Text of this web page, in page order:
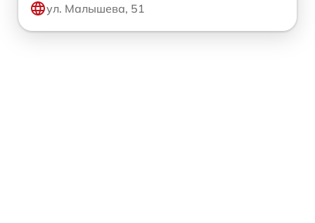
ул. Малышева, 51